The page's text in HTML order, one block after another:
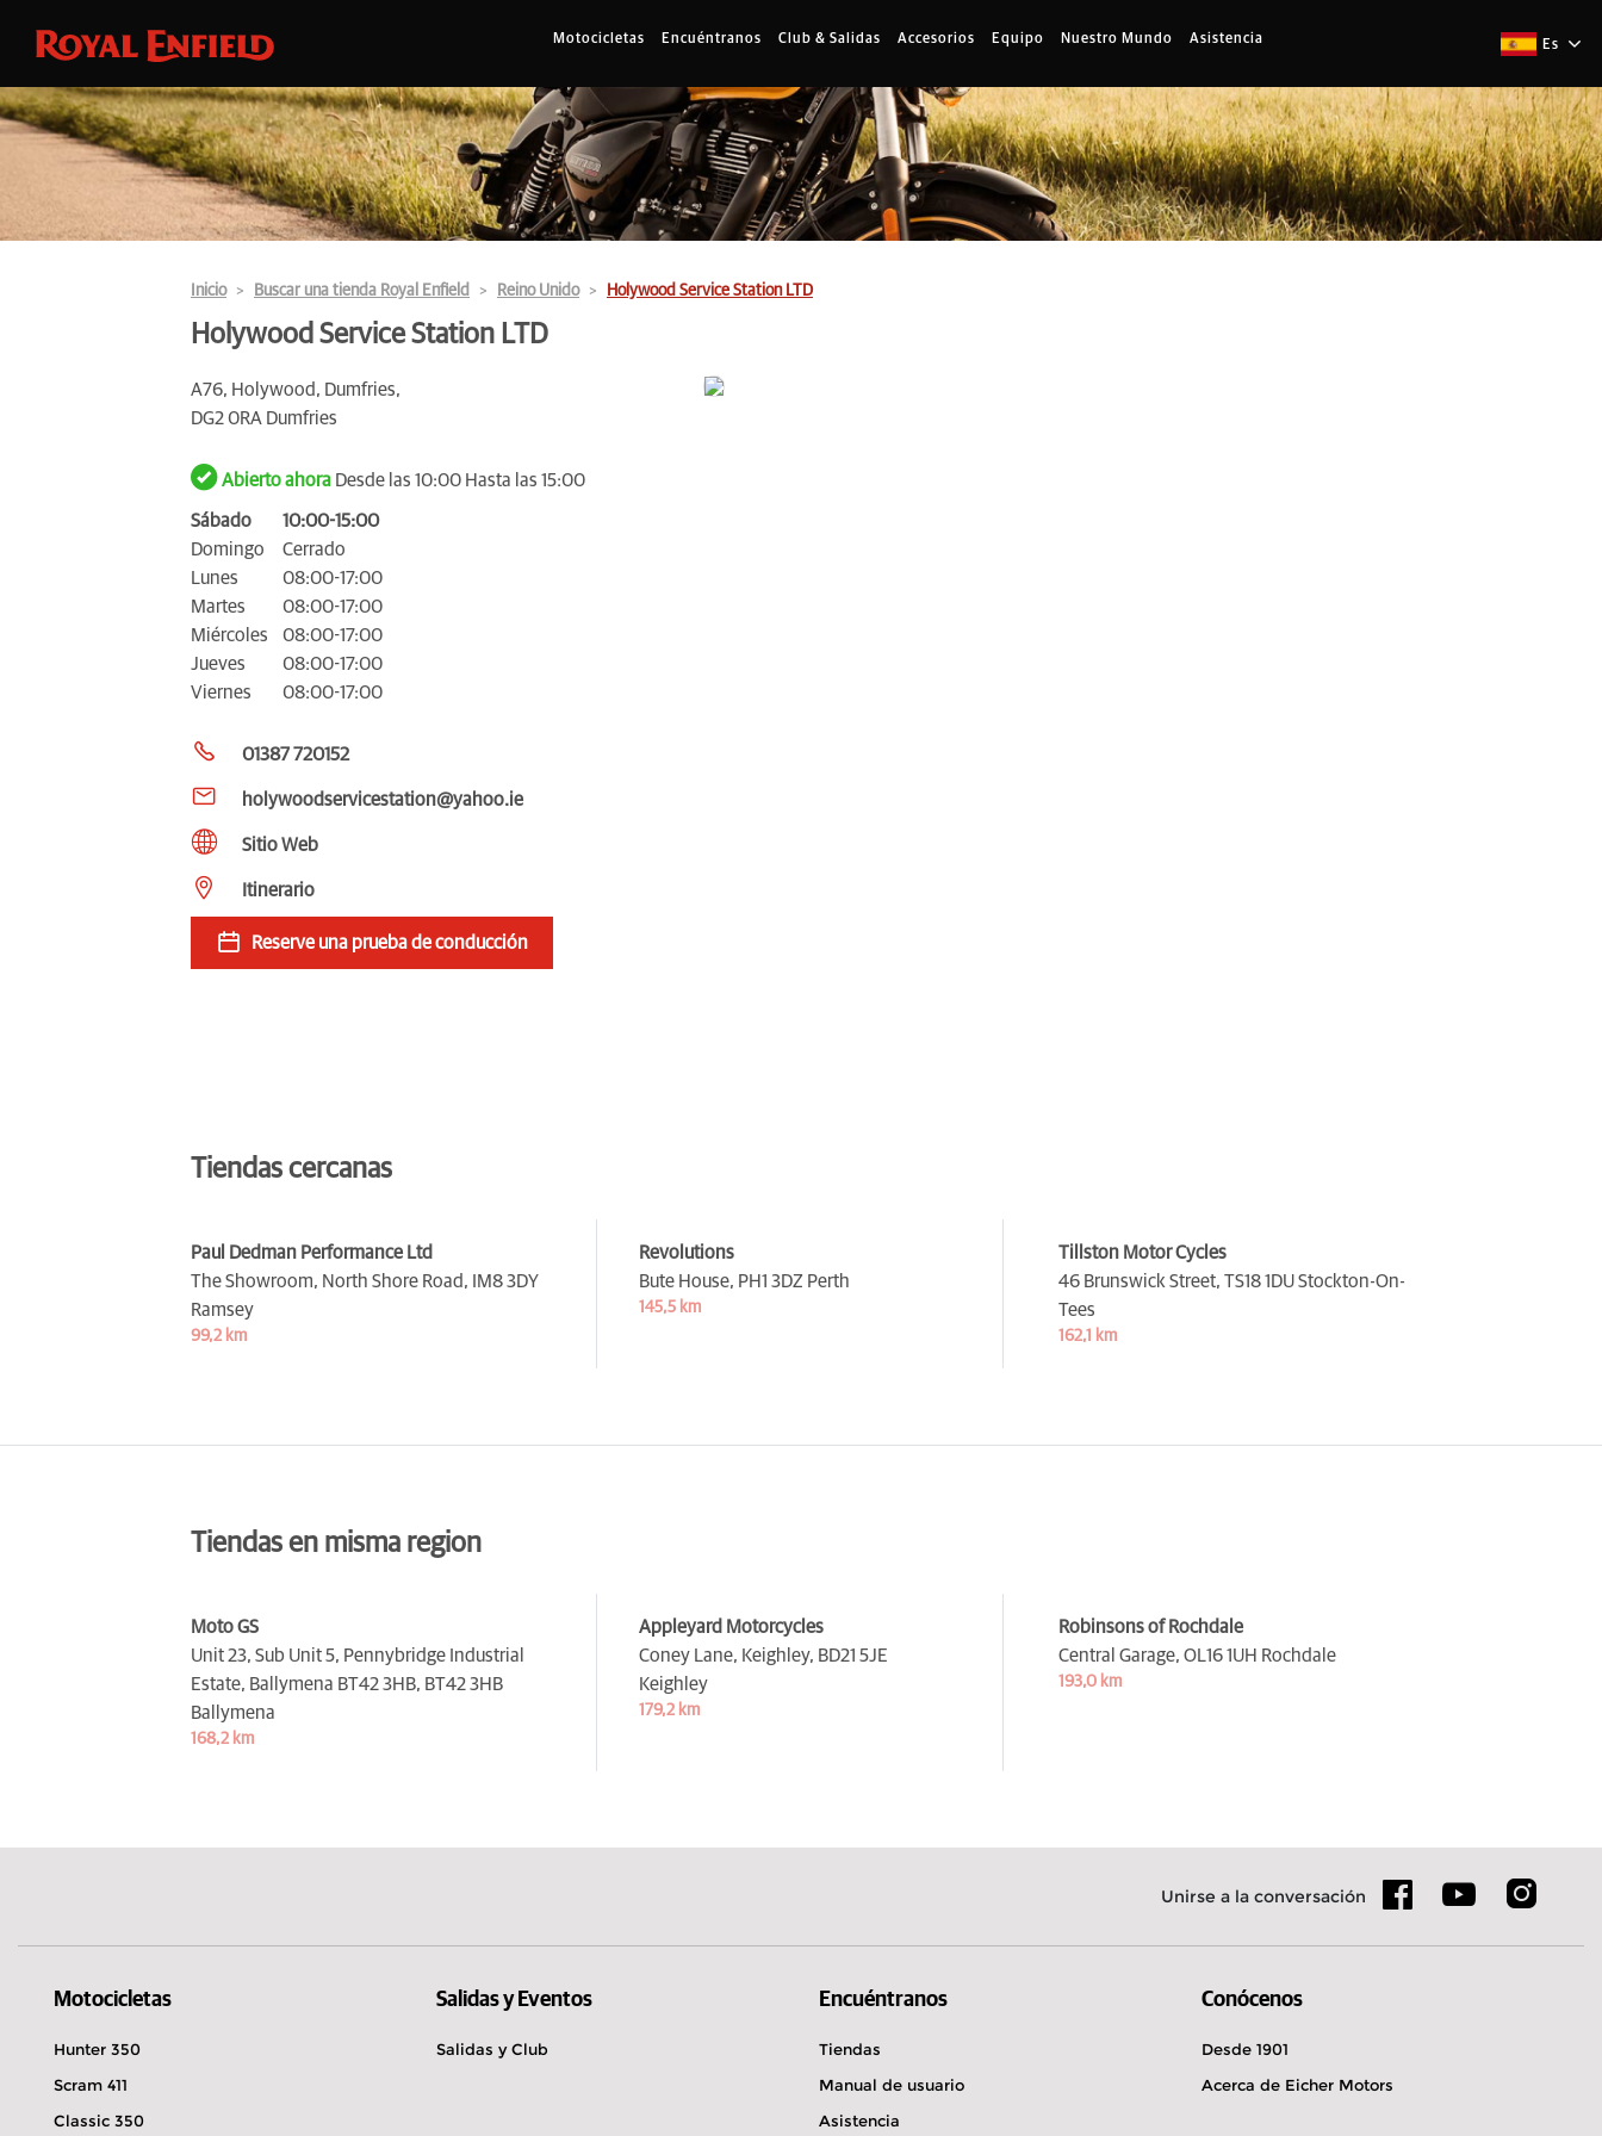
Motocicletas Encuéntranos Club & Salidas Accesorios Equipo Nuestro Mundo Asistencia Es
Inicio Buscar una tienda Royal Enfield Reino Unido Holywood Service Station LTD
Holywood Service Station LTD
A76, Holywood, Dumfries,
DG2 0RA Dumfries
Abierto ahora Desde las 10:00 Hasta las 15:00
Sábado
10:00-15:00
Domingo
Cerrado
Lunes
08:00-17:00
Martes
08:00-17:00
Miércoles
08:00-17:00
Jueves
08:00-17:00
Viernes
08:00-17:00
01387 720152
holywoodservicestation@yahoo.ie
Sitio Web
Itinerario
Reserve una prueba de conducción
Tiendas cercanas
Paul Dedman Performance Ltd
The Showroom, North Shore Road,
IM8 3DY
Ramsey
99,2 km
Revolutions
Bute House, PH1 3DZ Perth
145,5 km
Tillston Motor Cycles
46 Brunswick Street, TS18 1DU Stockton-On-
Tees
162,1 km
Tiendas en misma region
Moto GS
Unit 23, Sub Unit 5, Pennybridge Industrial
Estate, Ballymena BT42 3HB, BT42 3HB
Ballymena
168,2 km
Appleyard Motorcycles
Coney Lane, Keighley, BD21 5JE
Keighley
179,2 km
Robinsons of Rochdale
Central Garage, OL16 1UH Rochdale
193,0 km
Unirse a la conversación
Motocicletas
Hunter 350
Scram 411
Classic 350
Salidas y Eventos
Salidas y Club
Encuéntranos
Tiendas
Manual de usuario
Asistencia
Conócenos
Desde 1901
Acerca de Eicher Motors